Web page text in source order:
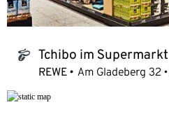
tchibo_logo Tchibo im Supermarkt
REWE Am Gladeberg 32